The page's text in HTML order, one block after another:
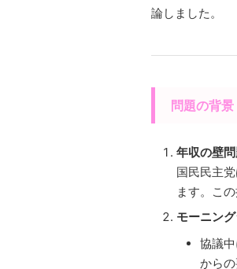
論しました。
問題の背景
年収の壁
国民民主
ます。こ
モーニン
協議
から